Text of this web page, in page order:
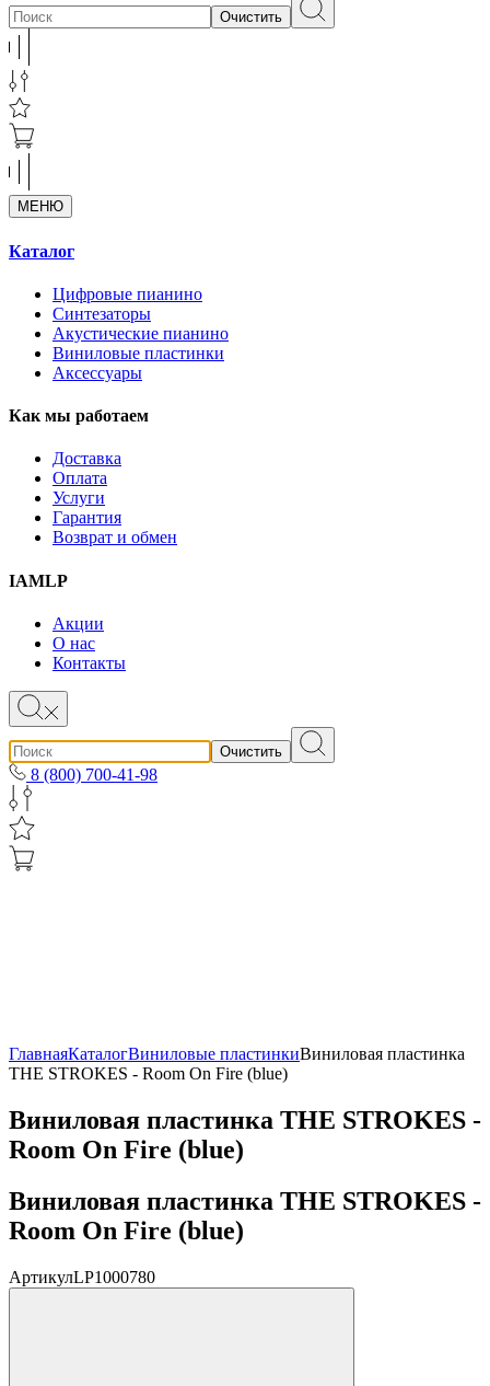
Очистить
МЕНЮ
Каталог
Цифровые пианино
Синтезаторы
Акустические пианино
Виниловые пластинки
Аксессуары
Как мы работаем
Доставка
Оплата
Услуги
Гарантия
Возврат и обмен
IAMLP
Акции
О нас
Контакты
Очистить
8 (800) 700-41-98
ГлавнаяКаталогВиниловые пластинкиВиниловая пластинка
THE STROKES - Room On Fire (blue)
Виниловая пластинка THE STROKES -
Room On Fire (blue)
Виниловая пластинка THE STROKES -
Room On Fire (blue)
АртикулLP1000780